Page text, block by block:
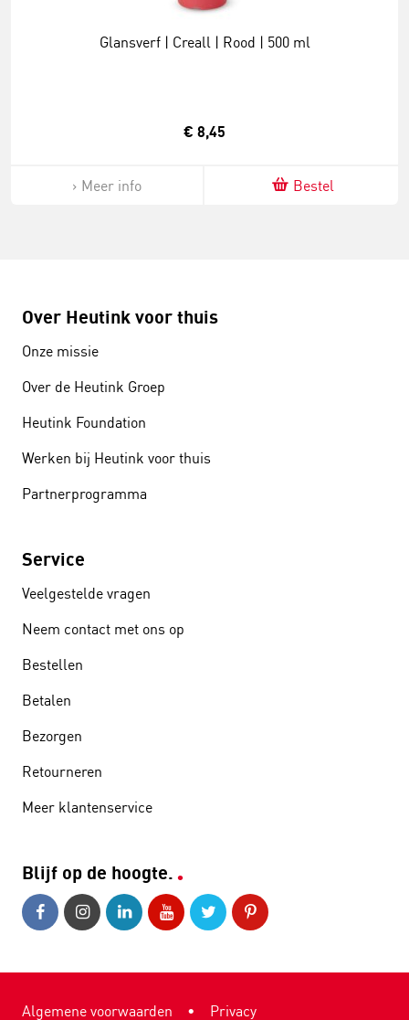
Glansverf | Creall | Rood | 500 ml
€ 8,45
Meer info Bestel
Over Heutink voor thuis
Onze missie
Over de Heutink Groep
Heutink Foundation
Werken bij Heutink voor thuis
Partnerprogramma
Service
Veelgestelde vragen
Neem contact met ons op
Bestellen
Betalen
Bezorgen
Retourneren
Meer klantenservice
Blijf op de hoogte.
Algemene voorwaarden • Privacy